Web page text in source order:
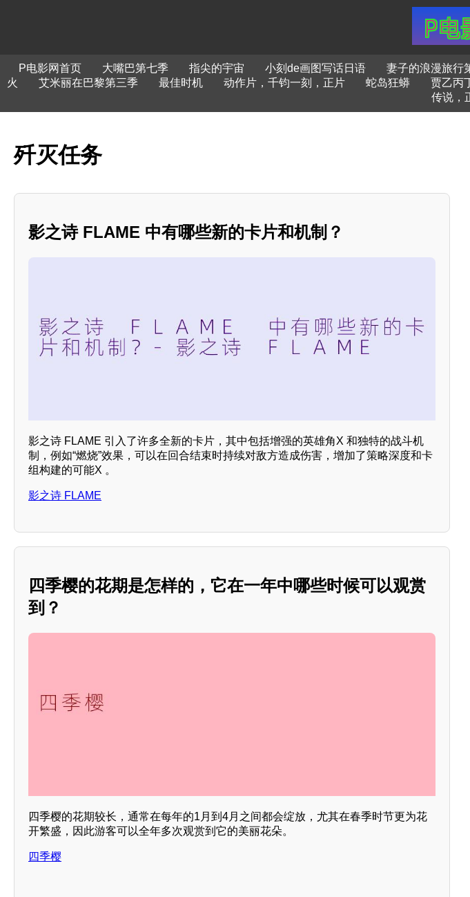
P电影网首页 大嘴巴第七季 指尖的宇宙 小刻de画图写话日语 妻子的浪漫旅行
火
艾米丽在巴黎第三季 最佳时机 动作片，千钧一刻，正片 蛇岛狂蟒 贾乙丙
传说，
歼灭任务
影之诗 FLAME 中有哪些新的卡片和机制？
影之诗 FLAME 引入了许多全新的卡片，其中包括增强的英雄角X 和独特的战斗机
制，例如“燃烧”效果，可以在回合结束时持续对敌方造成伤害，增加了策略深度和卡
组构建的可能X 。
影之诗 FLAME
四季樱的花期是怎样的，它在一年中哪些时候可以观赏
到？
四季樱的花期较长，通常在每年的1月到4月之间都会绽放，尤其在春季时节更为花
开繁盛，因此游客可以全年多次观赏到它的美丽花朵。
四季樱